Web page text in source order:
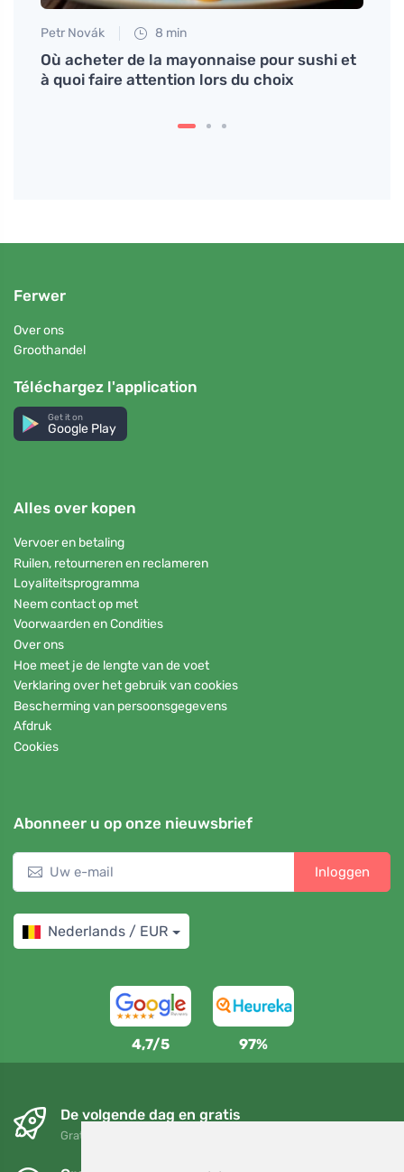
Petr Novák 8 min
Où acheter de la mayonnaise pour sushi et
à quoi faire attention lors du choix
Ferwer
Over ons
Groothandel
Téléchargez l'application
Get it on
Google Play
Alles over kopen
Vervoer en betaling
Ruilen, retourneren en reclameren
Loyaliteitsprogramma
Neem contact op met
Voorwaarden en Condities
Over ons
Hoe meet je de lengte van de voet
Verklaring over het gebruik van cookies
Bescherming van persoonsgegevens
Afdruk
Cookies
Abonneer u op onze nieuwsbrief
Inloggen
Nederlands / EUR
4,7/5 97%
De volgende dag en gratis
Gratis verzending voor bestellingen boven 95 EUR